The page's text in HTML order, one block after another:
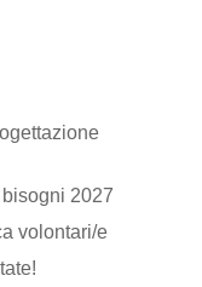
bisogni 2027
volontari/e